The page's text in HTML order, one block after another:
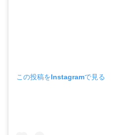
この投稿をInstagramで見る